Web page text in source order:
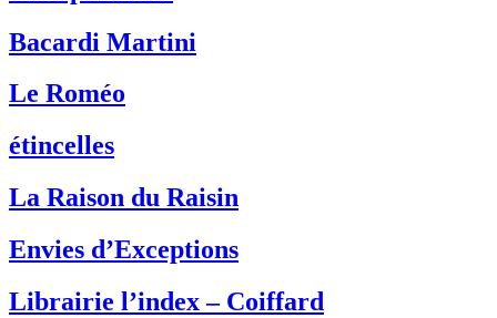
Bacardi Martini
Le Roméo
étincelles
La Raison du Raisin
Envies d’Exceptions
Librairie l’index – Coiffard